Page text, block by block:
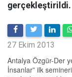
gerçekleştirildi.
27 Ekim 2013
Antalya Özgür-Der
İnsanlar” ilk